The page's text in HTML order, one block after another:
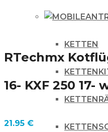
KETTEN
RTechmx
16- KXF 250 17-
21.95 €